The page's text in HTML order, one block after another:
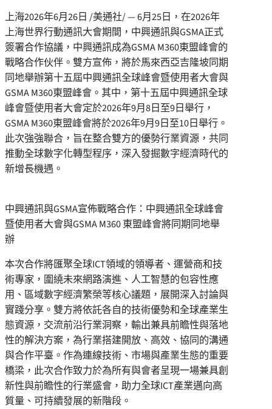
上海2026年6月26日 /美通社/ — 6月25日，在2026年
上海世界行動通訊大會期間，中興通訊與GSMA正式
簽署合作協議，中興通訊成為GSMA M360東盟峰會的
戰略合作伙伴。雙方宣佈，將於馬來西亞吉隆坡同期
同地舉辦第十五屆中興通訊全球峰會暨使用者大會與
GSMA M360東盟峰會。其中，第十五屆中興通訊全球
峰會暨使用者大會定於2026年9月8日至9日舉行，
GSMA M360東盟峰會將於2026年9月9日至10日舉行。
此次強強聯合，旨在整合雙方的優勢行業資源，共同
推動全球數字化轉型程序，深入發掘數字經濟時代的
新增長機遇。
中興通訊與GSMA宣佈戰略合作：中興通訊全球峰會
暨使用者大會與GSMA M360 東盟峰會將同期同地舉
辦
本次合作將匯聚全球ICT領域的領導者、運營商和技
術專家，圍繞未來網路演進、人工智慧的包容性應
用、區域數字經濟繁榮等核心議題，展開深入討論與
實踐分享。雙方將依託各自的技術優勢和全球產業生
態資源，交流前沿行業洞察，輸出兼具前瞻性與落地
性的解決方案，為行業搭建開放、高效、協同的溝通
與合作平臺。作為連線技術、市場與產業生態的重要
橋梁，此次合作致力於為所有與會者呈現一場兼具創
新性與前瞻性的行業盛會，助力全球ICT產業邁向高
質量、可持續發展的新階段。